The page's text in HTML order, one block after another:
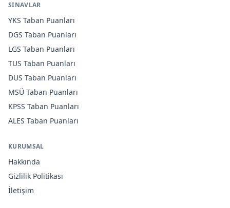
SINAVLAR
YKS Taban Puanları
DGS Taban Puanları
LGS Taban Puanları
TUS Taban Puanları
DUS Taban Puanları
MSÜ Taban Puanları
KPSS Taban Puanları
ALES Taban Puanları
KURUMSAL
Hakkında
Gizlilik Politikası
İletişim